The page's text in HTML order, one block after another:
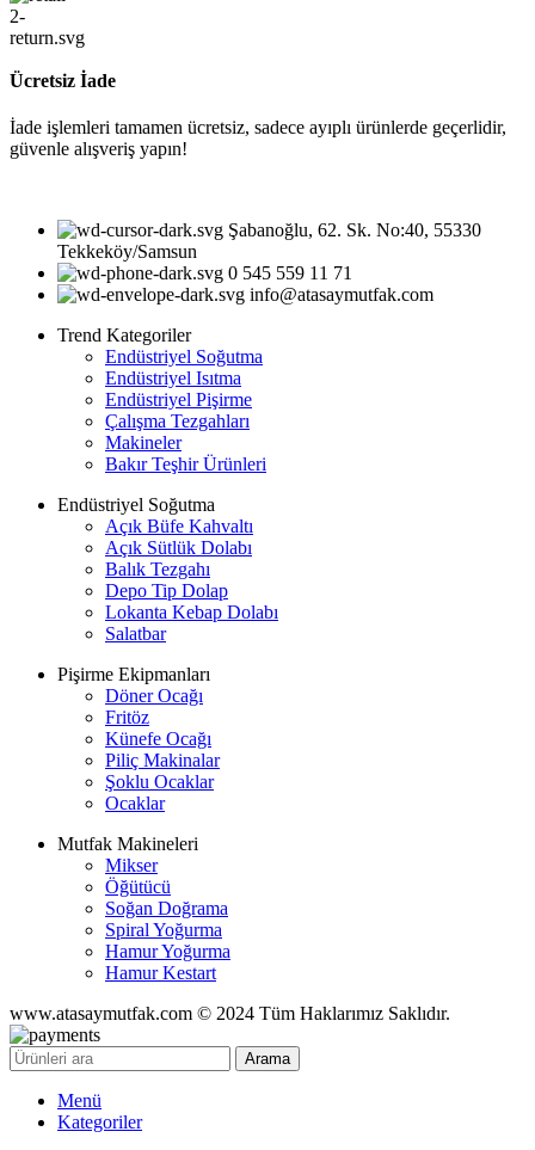
Ücretsiz İade
İade işlemleri tamamen ücretsiz, sadece ayıplı ürünlerde geçerlidir,
güvenle alışveriş yapın!
Şabanoğlu, 62. Sk. No:40, 55330
Tekkeköy/Samsun
0 545 559 11 71
info@atasaymutfak.com
Trend Kategoriler
Endüstriyel Soğutma
Endüstriyel Isıtma
Endüstriyel Pişirme
Çalışma Tezgahları
Makineler
Bakır Teşhir Ürünleri
Endüstriyel Soğutma
Açık Büfe Kahvaltı
Açık Sütlük Dolabı
Balık Tezgahı
Depo Tip Dolap
Lokanta Kebap Dolabı
Salatbar
Pişirme Ekipmanları
Döner Ocağı
Fritöz
Künefe Ocağı
Piliç Makinalar
Şoklu Ocaklar
Ocaklar
Mutfak Makineleri
Mikser
Öğütücü
Soğan Doğrama
Spiral Yoğurma
Hamur Yoğurma
Hamur Kestart
www.atasaymutfak.com © 2024 Tüm Haklarımız Saklıdır.
Arama
Menü
Kategoriler